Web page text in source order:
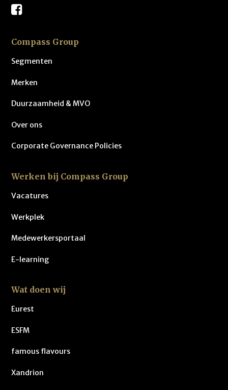
Compass Group
Segmenten
Merken
Duurzaamheid & MVO
Over ons
Corporate Governance Policies
Werken bij Compass Group
Vacatures
Werkplek
Medewerkersportaal
E-learning
Wat doen wij
Eurest
ESFM
famous flavours
Xandrion